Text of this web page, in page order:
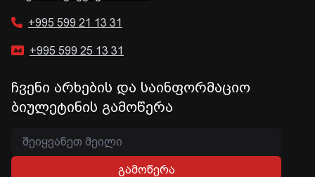
+995 599 21 13 31
+995 599 25 13 31
ჩვენი არხების და საინფორმაციო
ბიულეტინის გამოწერა
გამოწერა